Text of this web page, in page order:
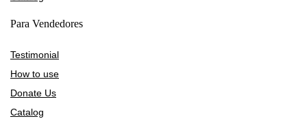
Para Vendedores
Testimonial
How to use
Donate Us
Catalog